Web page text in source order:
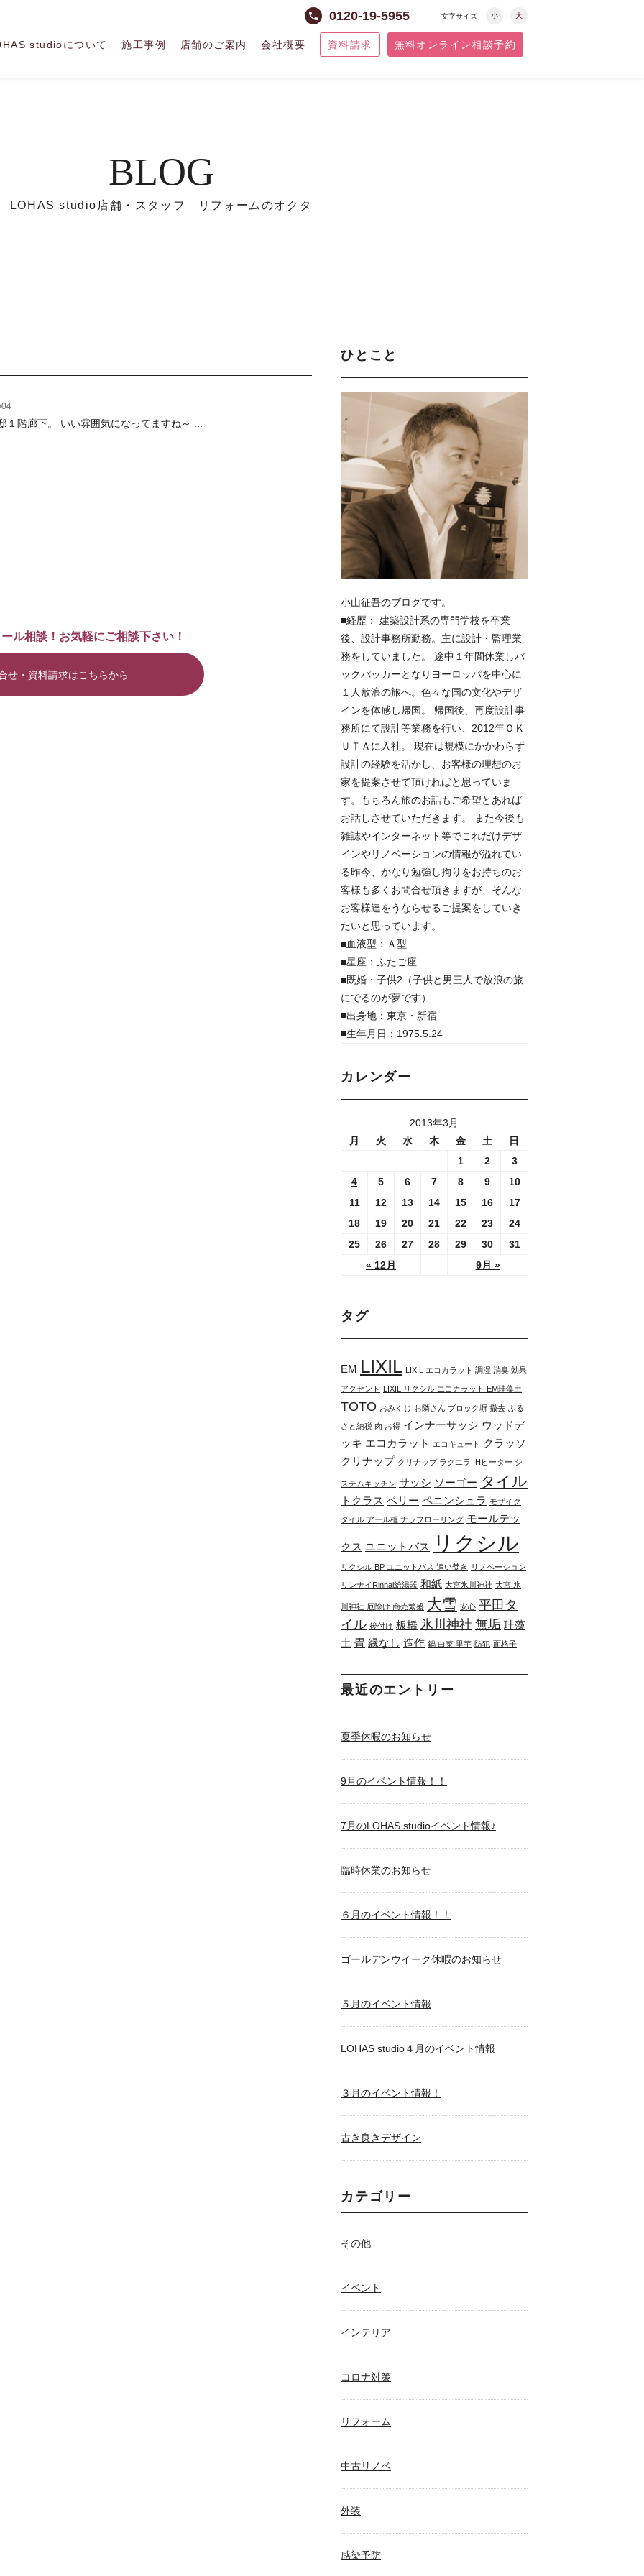
phone 0120-19-5955 文字サイズ 小 大
studioについて 施工事例 店舗のご案内 会社概要 資料請求 無料オンライン相談予約
BLOG
LOHAS studio店舗・スタッフ リフォームのオクタ
04
１階廊下。 いい雰囲気になってますね～ ...
ル相談！お気軽にご相談下さい！
せ・資料請求はこちらから
ひとこと
小山征吾のブログです。
■経歴： 建築設計系の専門学校を卒業
後、設計事務所勤務。主に設計・監理業
務をしていました。 途中１年間休業しバ
ックパッカーとなりヨーロッパを中心に
１人放浪の旅へ。色々な国の文化やデザ
インを体感し帰国。 帰国後、再度設計事
務所にて設計等業務を行い、2012年ＯＫ
ＵＴＡに入社。 現在は規模にかかわらず
設計の経験を活かし、お客様の理想のお
家を提案させて頂ければと思っていま
す。もちろん旅のお話もご希望とあれば
お話しさせていただきます。 また今後も
雑誌やインターネット等でこれだけデザ
インやリノベーションの情報が溢れてい
る昨今、かなり勉強し拘りをお持ちのお
客様も多くお問合せ頂きますが、そんな
お客様達をうならせるご提案をしていき
たいと思っています。
■血液型：Ａ型
■星座：ふたご座
■既婚・子供2（子供と男三人で放浪の旅
にでるのが夢です）
■出身地：東京・新宿
■生年月日：1975.5.24
カレンダー
2013年3月
月
火 水 木 金 土 日
« 12月 9月 »
1 2
3
4
5 6 7 8 9
10
11
12 13 14 15 16
17
18
19 20 21 22 23
24
25
26 27 28 29 30 31
タグ
EM LIXIL LIXIL エコカラット 調湿 消臭 効果
アクセント LIXIL リクシル エコカラット EM珪藻土
TOTO おみくじ お隣さん ブロック塀 撤去 ふる
さと納税 肉 お得 インナーサッシ ウッドデ
ッキ エコカラット エコキュート
クラッソ
クリナップ クリナップ ラクエラ IHヒーター シ
ステムキッチン サッシ ソーゴー タイル
トクラス ベリー ペニンシュラ モザイク
タイル アール框 ナラフローリング モールテッ
クス ユニットバス リクシル
リクシル BP ユニットバス 追い焚き リノベーション
リンナイRinnai給湯器 和紙 大宮氷川神社 大宮 氷
川神社 厄除け 商売繁盛 大雪 安心 平田タ
イル 後付け 板橋 氷川神社 無垢 珪藻
土 畳 縁なし 造作 鍋 白菜 里芋 防犯 面格子
最近のエントリー
夏季休暇のお知らせ
9月のイベント情報！！
7月のLOHAS studioイベント情報♪
臨時休業のお知らせ
６月のイベント情報！！
ゴールデンウイーク休暇のお知らせ
５月のイベント情報
LOHAS studio４月のイベント情報
３月のイベント情報！
古き良きデザイン
カテゴリー
その他
イベント
インテリア
コロナ対策
リフォーム
中古リノベ
外装
感染予防